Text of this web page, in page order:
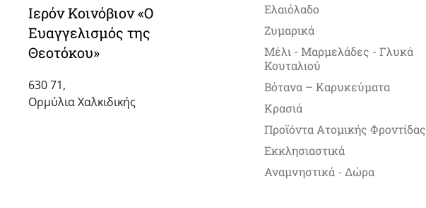
Ιερόν Κοινόβιον «Ο
Ευαγγελισμός της
Θεοτόκου»
630 71,
Ορμύλια Χαλκιδικής
Ελαιόλαδο
Ζυμαρικά
Μέλι - Μαρμελάδες - Γλυκά
Κουταλιού
Βότανα – Καρυκεύματα
Κρασιά
Προϊόντα Ατομικής Φροντίδας
Εκκλησιαστικά
Αναμνηστικά - Δώρα